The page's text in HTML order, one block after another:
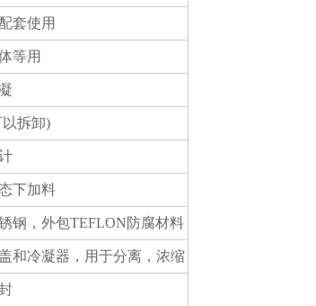
套使用
等用
拆卸)
下加料
钢，外包TEFLON防腐材料
和冷凝器，用于分离，浓缩